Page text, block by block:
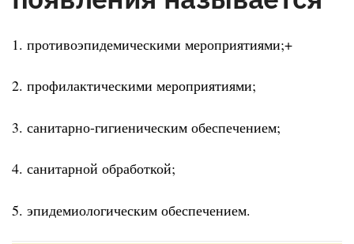
1. противоэпидемическими мероприятиями;+
2. профилактическими мероприятиями;
3. санитарно-гигиеническим обеспечением;
4. санитарной обработкой;
5. эпидемиологическим обеспечением.